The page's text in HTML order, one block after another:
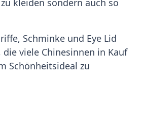
kleiden sondern auch so
Schminke und Eye Lid
die viele Chinesinnen in Kauf
Schönheitsideal zu